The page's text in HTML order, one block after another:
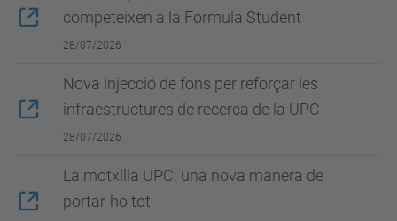
competeixen a la Formula Student
28/07/2026
Nova injecció de fons per reforçar les
infraestructures de recerca de la UPC
28/07/2026
La motxilla UPC: una nova manera de
portar-ho tot